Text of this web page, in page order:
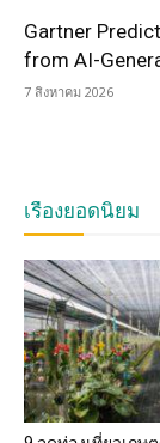
Gartner
from AI-
7 สิงหาคม 2026
เรื่องยอดนิยม